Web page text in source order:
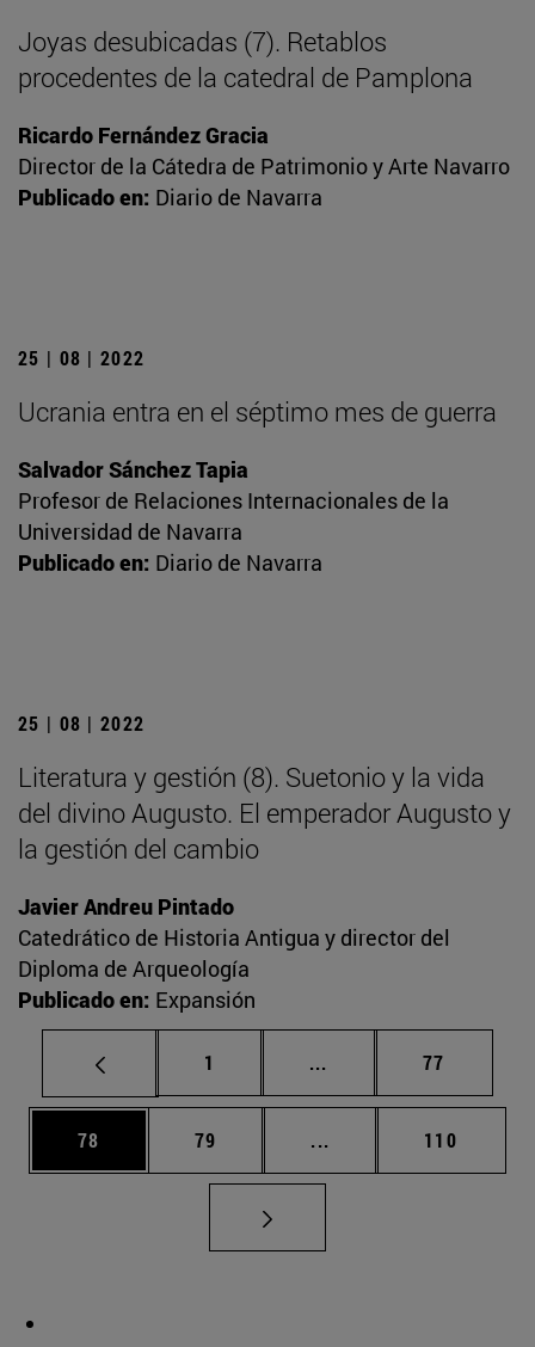
Joyas desubicadas (7). Retablos
procedentes de la catedral de Pamplona
Ricardo Fernández Gracia
Director de la Cátedra de Patrimonio y Arte Navarro
Publicado en: Diario de Navarra
25 | 08 | 2022
Ucrania entra en el séptimo mes de guerra
Salvador Sánchez Tapia
Profesor de Relaciones Internacionales de la
Universidad de Navarra
Publicado en: Diario de Navarra
25 | 08 | 2022
Literatura y gestión (8). Suetonio y la vida
del divino Augusto. El emperador Augusto y
la gestión del cambio
Javier Andreu Pintado
Catedrático de Historia Antigua y director del
Diploma de Arqueología
Publicado en: Expansión
Página
1 ... Páginas intermedias
Página
77
Página
78 Página
79 ... Páginas intermedias
Página
110